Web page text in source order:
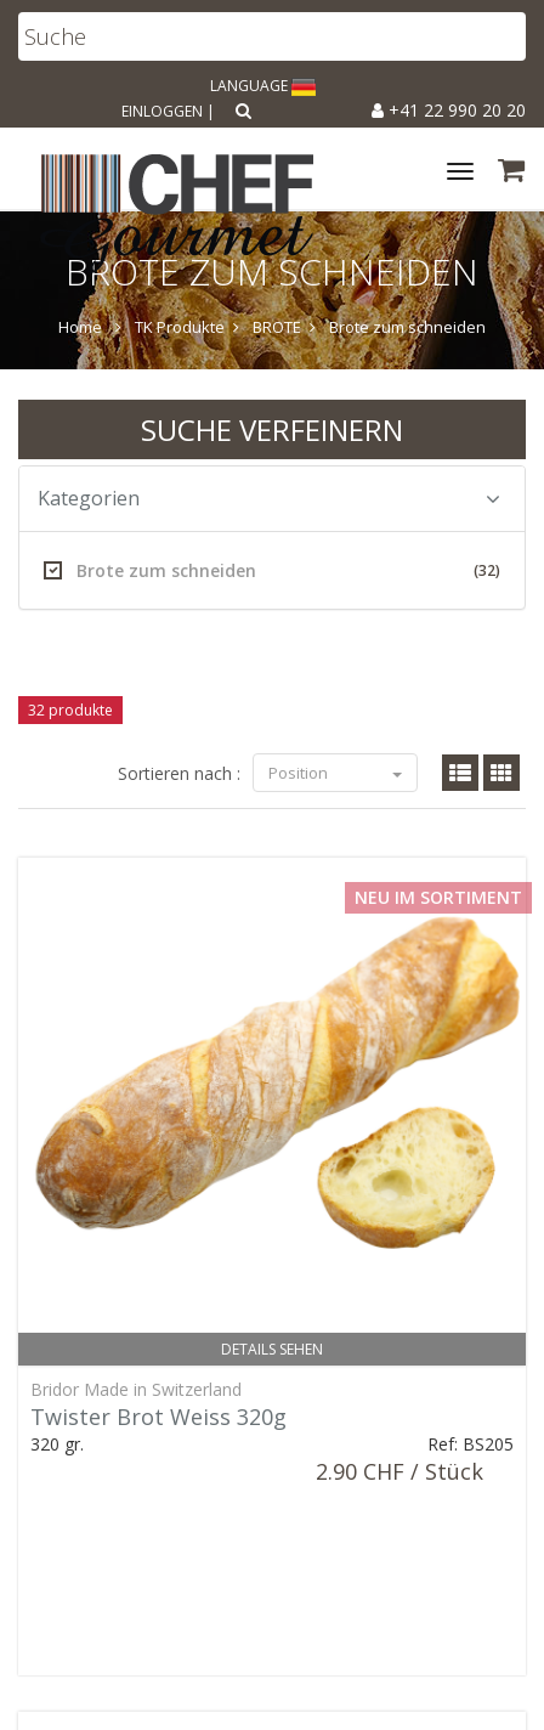
LANGUAGE
+41 22 990 20 20
EINLOGGEN |
Toggle
BROTE ZUM SCHNEIDEN
Home TK Produkte BROTE Brote zum schneiden
SUCHE VERFEINERN
Kategorien
Brote zum schneiden (32)
32 produkte
Sortieren nach : Position
DETAILS SEHEN
NEU IM SORTIMENT
Bridor Made in Switzerland
Twister Brot Weiss 320g
320 gr. Ref: BS205
2.90 CHF / Stück